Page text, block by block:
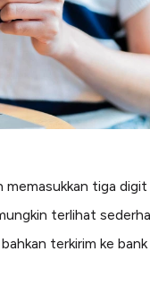
memasukkan tiga digit
terlihat
terkirim ke bank